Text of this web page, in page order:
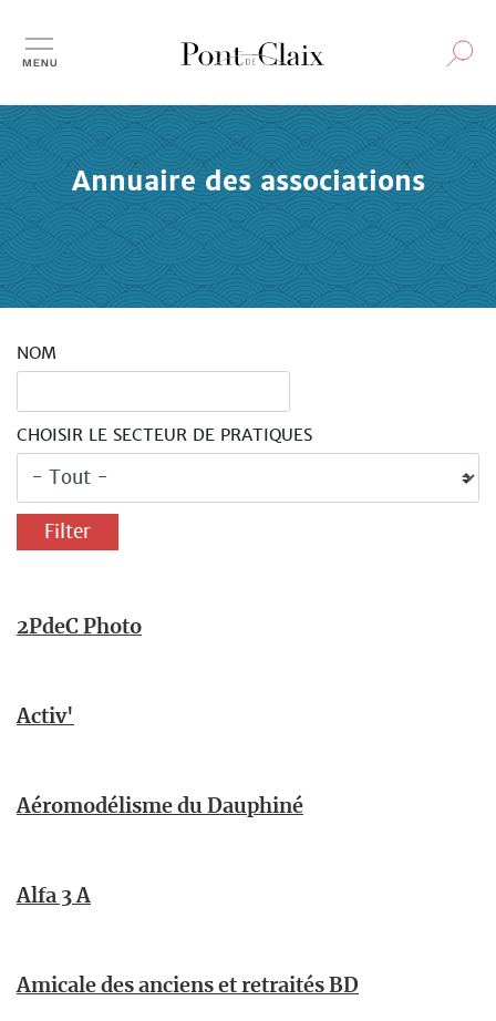
contenu
principal
Annuaire des associations
NOM
CHOISIR LE SECTEUR DE PRATIQUES
2PdeC Photo
Activ'
Aéromodélisme du Dauphiné
Alfa 3 A
Amicale des anciens et retraités BD